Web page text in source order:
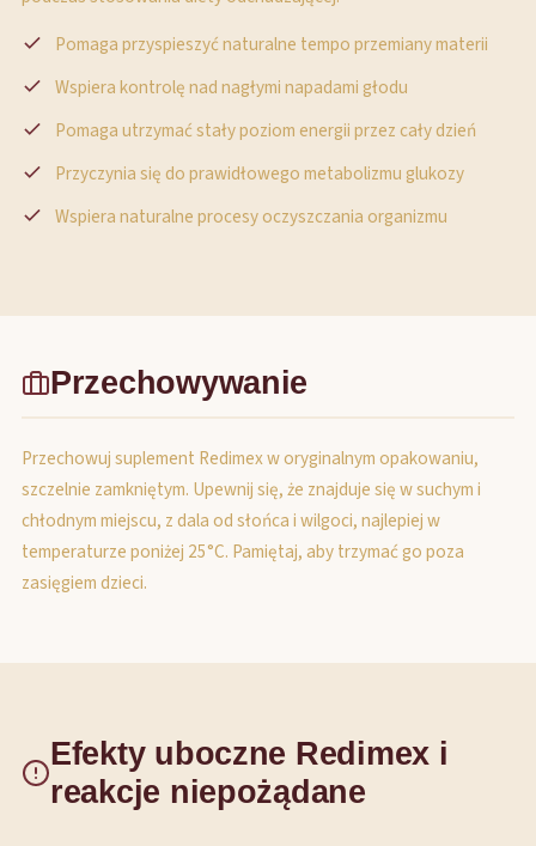
Pomaga przyspieszyć naturalne tempo przemiany materii
Wspiera kontrolę nad nagłymi napadami głodu
Pomaga utrzymać stały poziom energii przez cały dzień
Przyczynia się do prawidłowego metabolizmu glukozy
Wspiera naturalne procesy oczyszczania organizmu
Przechowywanie
Przechowuj suplement Redimex w oryginalnym opakowaniu,
szczelnie zamkniętym. Upewnij się, że znajduje się w suchym i
chłodnym miejscu, z dala od słońca i wilgoci, najlepiej w
temperaturze poniżej 25°C. Pamiętaj, aby trzymać go poza
zasięgiem dzieci.
Efekty uboczne Redimex i
reakcje niepożądane